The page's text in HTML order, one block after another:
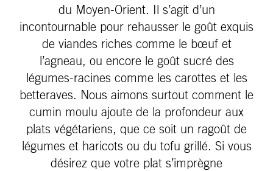
du Moyen-Orient. Il s’agit d’un
incontournable pour rehausser le goût exquis
de viandes riches comme le bœuf et
l’agneau, ou encore le goût sucré des
légumes-racines comme les carottes et les
betteraves. Nous aimons surtout comment le
cumin moulu ajoute de la profondeur aux
plats végétariens, que ce soit un ragoût de
légumes et haricots ou du tofu grillé. Si vous
désirez que votre plat s’imprègne